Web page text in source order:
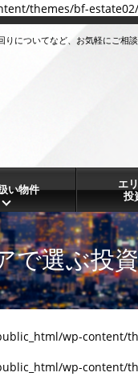
themes/bf-
についてなど、お気軽にご相談
い物件
エ
投
で選ぶ投
wp-content/
wp-content/